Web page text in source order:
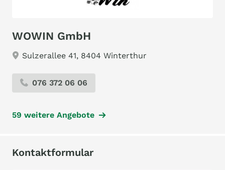
WOWIN GmbH
Sulzerallee 41, 8404 Winterthur
076 372 06 06
59 weitere Angebote
Kontaktformular